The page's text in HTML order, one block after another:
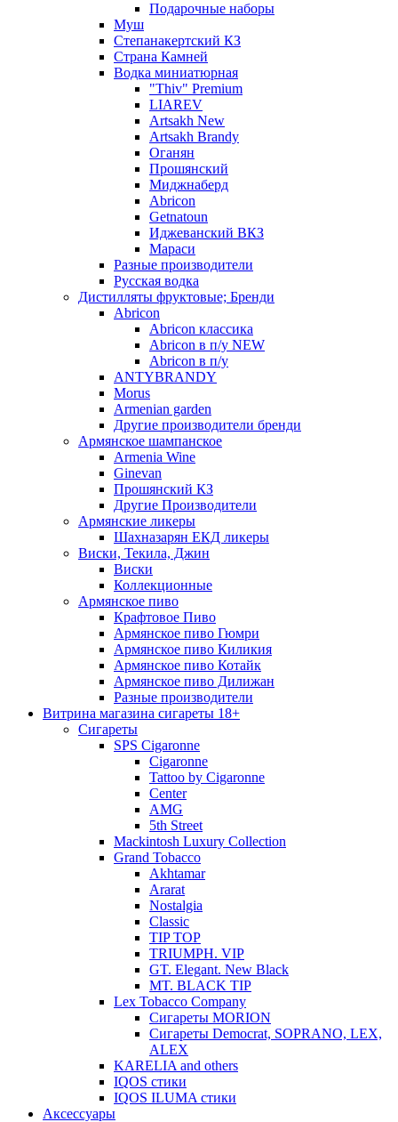
Подарочные наборы
Муш
Степанакертский КЗ
Страна Камней
Водка миниатюрная
"Thiv" Premium
LIAREV
Artsakh New
Artsakh Brandy
Оганян
Прошянский
Миджнаберд
Abricon
Getnatoun
Иджеванский ВКЗ
Мараси
Разные производители
Русская водка
Дистилляты фруктовые; Бренди
Abricon
Abricon классика
Abricon в п/у NEW
Abricon в п/у
ANTYBRANDY
Morus
Armenian garden
Другие производители бренди
Армянское шампанское
Armenia Wine
Ginevan
Прошянский КЗ
Другие Производители
Армянские ликеры
Шахназарян ЕКД ликеры
Виски, Текила, Джин
Виски
Коллекционные
Армянское пиво
Крафтовое Пиво
Армянское пиво Гюмри
Армянское пиво Киликия
Армянское пиво Котайк
Армянское пиво Дилижан
Разные производители
Витрина магазина сигареты 18+
Cигареты
SPS Cigaronne
Сigaronne
Tattoo by Cigaronne
Center
AMG
5th Street
Mackintosh Luxury Collection
Grand Tobacco
Akhtamar
Ararat
Nostalgia
Classic
TIP TOP
TRIUMPH. VIP
GT. Elegant. New Black
MT. BLACK TIP
Lex Tobacco Company
Сигареты MORION
Сигареты Democrat, SOPRANO, LEX,
ALEX
KARELIA and others
IQOS стики
IQOS ILUMA стики
Аксессуары